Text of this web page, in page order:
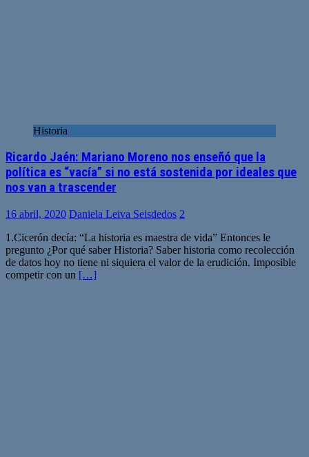
Historia
Ricardo Jaén: Mariano Moreno nos enseñó que la
política es “vacía” si no está sostenida por ideales que
nos van a trascender
16 abril, 2020 Daniela Leiva Seisdedos 2
1.Cicerón decía: “La historia es maestra de vida” Entonces le
pregunto ¿Por qué saber Historia? Saber historia como recolección
de datos hoy no tiene ni siquiera el valor de la erudición. Imposible
competir con un […]